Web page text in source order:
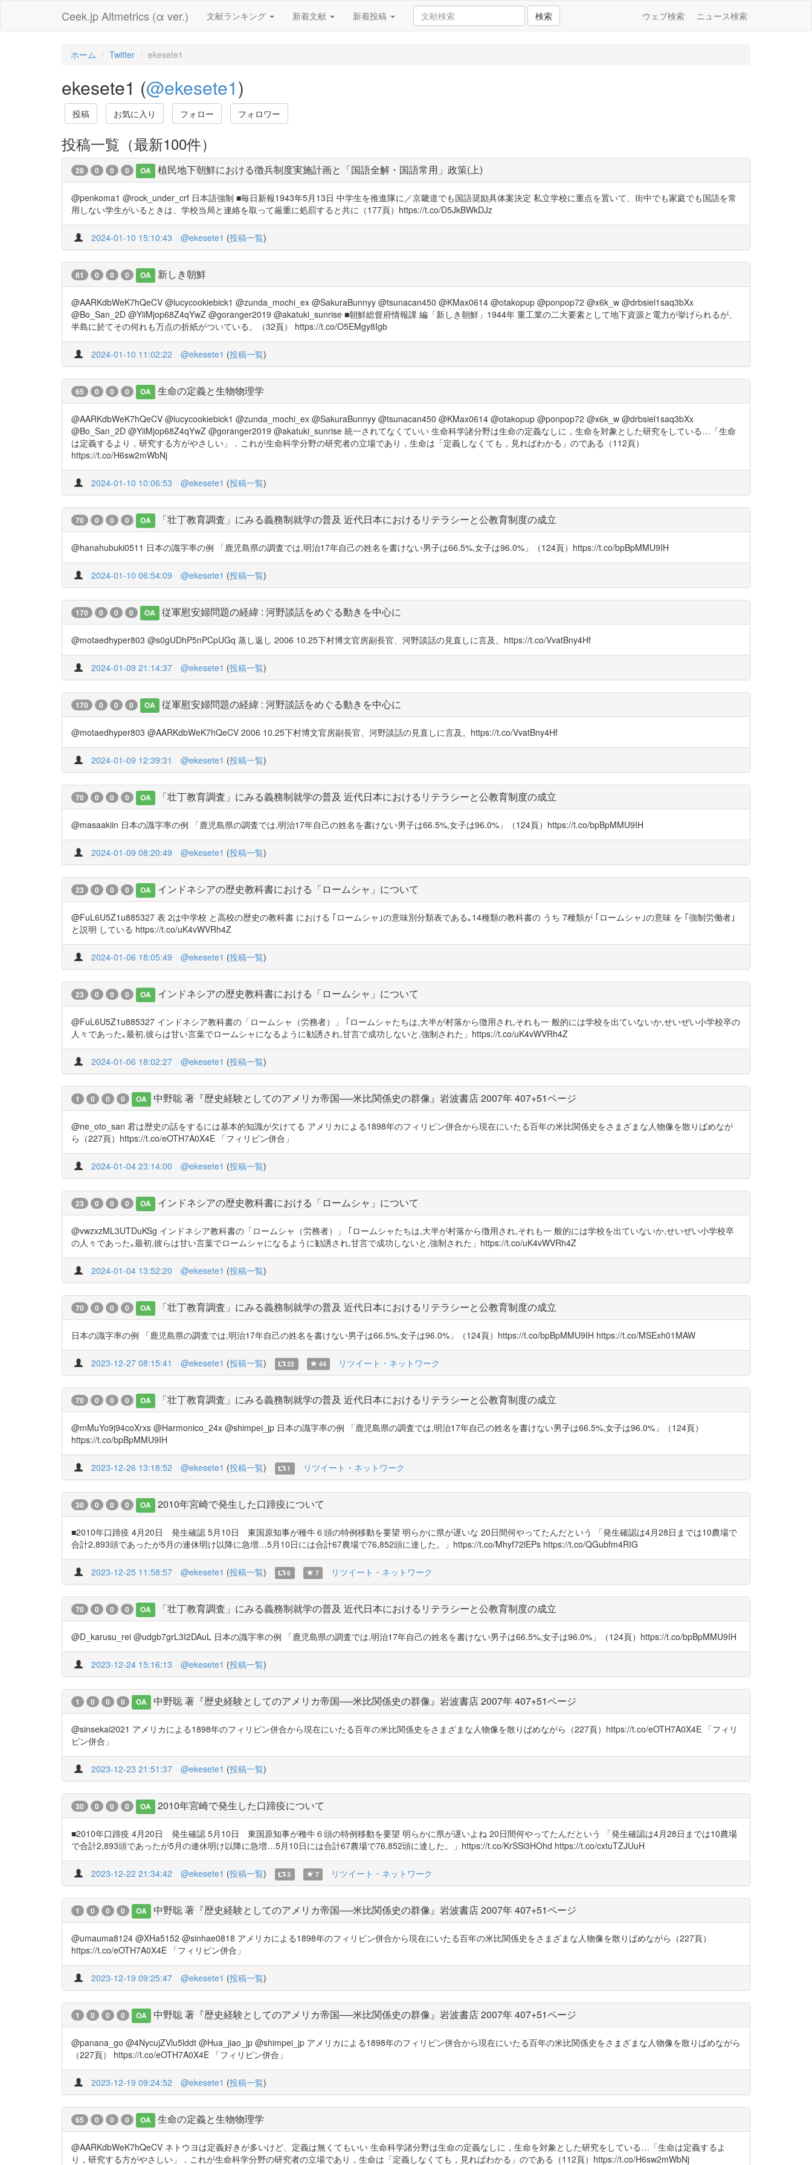
Ceek.jp Altmetrics (α ver.) 文献ランキング 新着文献 新着投稿 検索 ウェブ検索 ニュース検索
ホーム Twitter ekesete1
ekesete1 (@ekesete1)
投稿 お気に入り フォロー フォロワー
投稿一覧（最新100件）
28 0 0 0 OA 植民地下朝鮮における徴兵制度実施計画と「国語全解・国語常用」政策(上)
@penkoma1 @rock_under_crf 日本語強制 ■毎日新報1943年5月13日 中学生を推進隊に／京畿道でも国語奨励具体案決定 私立学校に重点を置いて、街中でも家庭でも国語を常
用しない学生がいるときは、学校当局と連絡を取って厳重に処罰すると共に（177頁）https://t.co/D5JkBWkDJz
2024-01-10 15:10:43 @ekesete1 (投稿一覧)
81 0 0 0 OA 新しき朝鮮
@AARKdbWeK7hQeCV @lucycookiebick1 @zunda_mochi_ex @SakuraBunnyy @tsunacan450 @KMax0614 @otakopup @ponpop72 @x6k_w @drbsiel1saq3bXx
@Bo_San_2D @YiiMjop68Z4qYwZ @goranger2019 @akatuki_sunrise ■朝鮮総督府情報課 編「新しき朝鮮」1944年 重工業の二大要素として地下資源と電力が挙げられるが、
半島に於てその何れも万点の折紙がついている。（32頁） https://t.co/O5EMgy8Igb
2024-01-10 11:02:22 @ekesete1 (投稿一覧)
65 0 0 0 OA 生命の定義と生物物理学
@AARKdbWeK7hQeCV @lucycookiebick1 @zunda_mochi_ex @SakuraBunnyy @tsunacan450 @KMax0614 @otakopup @ponpop72 @x6k_w @drbsiel1saq3bXx
@Bo_San_2D @YiiMjop68Z4qYwZ @goranger2019 @akatuki_sunrise 統一されてなくていい 生命科学諸分野は生命の定義なしに，生命を対象とした研究をしている…「生命
は定義するより，研究する方がやさしい」．これが生命科学分野の研究者の立場であり，生命は「定義しなくても，見ればわかる」のである（112頁）
https://t.co/H6sw2mWbNj
2024-01-10 10:06:53 @ekesete1 (投稿一覧)
70 0 0 0 OA 「壮丁教育調査」にみる義務制就学の普及 近代日本におけるリテラシーと公教育制度の成立
@hanahubuki0511 日本の識字率の例 「鹿児島県の調査では,明治17年自己の姓名を書けない男子は66.5%,女子は96.0%」（124頁）https://t.co/bpBpMMU9IH
2024-01-10 06:54:09 @ekesete1 (投稿一覧)
170 0 0 0 OA 従軍慰安婦問題の経緯 : 河野談話をめぐる動きを中心に
@motaedhyper803 @s0gUDhP5nPCpUGq 蒸し返し 2006 10.25下村博文官房副長官、河野談話の見直しに言及。https://t.co/VvatBny4Hf
2024-01-09 21:14:37 @ekesete1 (投稿一覧)
170 0 0 0 OA 従軍慰安婦問題の経緯 : 河野談話をめぐる動きを中心に
@motaedhyper803 @AARKdbWeK7hQeCV 2006 10.25下村博文官房副長官、河野談話の見直しに言及。https://t.co/VvatBny4Hf
2024-01-09 12:39:31 @ekesete1 (投稿一覧)
70 0 0 0 OA 「壮丁教育調査」にみる義務制就学の普及 近代日本におけるリテラシーと公教育制度の成立
@masaakiin 日本の識字率の例 「鹿児島県の調査では,明治17年自己の姓名を書けない男子は66.5%,女子は96.0%」（124頁）https://t.co/bpBpMMU9IH
2024-01-09 08:20:49 @ekesete1 (投稿一覧)
23 0 0 0 OA インドネシアの歴史教科書における「ロームシャ」について
@FuL6U5Z1u885327 表 2は中学校 と高校の歴史の教科書 における ｢ロームシャ｣の意味別分類表である｡14種類の教科書の うち 7種類が ｢ロームシャ｣の意味 を ｢強制労働者｣
と説明 している https://t.co/uK4vWVRh4Z
2024-01-06 18:05:49 @ekesete1 (投稿一覧)
23 0 0 0 OA インドネシアの歴史教科書における「ロームシャ」について
@FuL6U5Z1u885327 インドネシア教科書の「ロームシャ（労務者）」 ｢ロームシャたちは,大半が村落から徴用され,それも一 般的には学校を出ていないか,せいぜい小学校卒の
人々であった｡最初,彼らは甘い言葉でロームシャになるように勧誘され,甘言で成功しないと,強制された」https://t.co/uK4vWVRh4Z
2024-01-06 18:02:27 @ekesete1 (投稿一覧)
1 0 0 0 OA 中野聡 著『歴史経験としてのアメリカ帝国──米比関係史の群像』岩波書店 2007年 407+51ページ
@ne_oto_san 君は歴史の話をするには基本的知識が欠けてる アメリカによる1898年のフィリピン併合から現在にいたる百年の米比関係史をさまざまな人物像を散りばめなが
ら（227頁）https://t.co/eOTH7A0X4E 「フィリピン併合」
2024-01-04 23:14:00 @ekesete1 (投稿一覧)
23 0 0 0 OA インドネシアの歴史教科書における「ロームシャ」について
@vwzxzML3UTDuKSg インドネシア教科書の「ロームシャ（労務者）」 ｢ロームシャたちは,大半が村落から徴用され,それも一 般的には学校を出ていないか,せいぜい小学校卒
の人々であった｡最初,彼らは甘い言葉でロームシャになるように勧誘され,甘言で成功しないと,強制された」https://t.co/uK4vWVRh4Z
2024-01-04 13:52:20 @ekesete1 (投稿一覧)
70 0 0 0 OA 「壮丁教育調査」にみる義務制就学の普及 近代日本におけるリテラシーと公教育制度の成立
日本の識字率の例 「鹿児島県の調査では,明治17年自己の姓名を書けない男子は66.5%,女子は96.0%」（124頁）https://t.co/bpBpMMU9IH https://t.co/MSExh01MAW
2023-12-27 08:15:41 @ekesete1 (投稿一覧) 22 44 リツイート・ネットワーク
70 0 0 0 OA 「壮丁教育調査」にみる義務制就学の普及 近代日本におけるリテラシーと公教育制度の成立
@mMuYo9j94coXrxs @Harmonico_24x @shimpei_jp 日本の識字率の例 「鹿児島県の調査では,明治17年自己の姓名を書けない男子は66.5%,女子は96.0%」（124頁）
https://t.co/bpBpMMU9IH
2023-12-26 13:18:52 @ekesete1 (投稿一覧) 1 リツイート・ネットワーク
30 0 0 0 OA 2010年宮崎で発生した口蹄疫について
■2010年口蹄疫 4月20日 発生確認 5月10日 東国原知事が種牛６頭の特例移動を要望 明らかに県が遅いな 20日間何やってたんだという 「発生確認は4月28日までは10農場で
合計2,893頭であったが5月の連休明け以降に急増…5月10日には合計67農場で76,852頭に達した。」https://t.co/Mhyf72lEPs https://t.co/QGubfm4RIG
2023-12-25 11:58:57 @ekesete1 (投稿一覧) 6 7 リツイート・ネットワーク
70 0 0 0 OA 「壮丁教育調査」にみる義務制就学の普及 近代日本におけるリテラシーと公教育制度の成立
@D_karusu_rei @udgb7grL3I2DAuL 日本の識字率の例 「鹿児島県の調査では,明治17年自己の姓名を書けない男子は66.5%,女子は96.0%」（124頁）https://t.co/bpBpMMU9IH
2023-12-24 15:16:13 @ekesete1 (投稿一覧)
1 0 0 0 OA 中野聡 著『歴史経験としてのアメリカ帝国──米比関係史の群像』岩波書店 2007年 407+51ページ
@sinsekai2021 アメリカによる1898年のフィリピン併合から現在にいたる百年の米比関係史をさまざまな人物像を散りばめながら（227頁）https://t.co/eOTH7A0X4E 「フィリ
ピン併合」
2023-12-23 21:51:37 @ekesete1 (投稿一覧)
30 0 0 0 OA 2010年宮崎で発生した口蹄疫について
■2010年口蹄疫 4月20日 発生確認 5月10日 東国原知事が種牛６頭の特例移動を要望 明らかに県が遅いよね 20日間何やってたんだという 「発生確認は4月28日までは10農場
で合計2,893頭であったが5月の連休明け以降に急増…5月10日には合計67農場で76,852頭に達した。」https://t.co/KrSSi3HOhd https://t.co/cxtuTZJUuH
2023-12-22 21:34:42 @ekesete1 (投稿一覧) 3 7 リツイート・ネットワーク
1 0 0 0 OA 中野聡 著『歴史経験としてのアメリカ帝国──米比関係史の群像』岩波書店 2007年 407+51ページ
@umauma8124 @XHa5152 @sinhae0818 アメリカによる1898年のフィリピン併合から現在にいたる百年の米比関係史をさまざまな人物像を散りばめながら（227頁）
https://t.co/eOTH7A0X4E 「フィリピン併合」
2023-12-19 09:25:47 @ekesete1 (投稿一覧)
1 0 0 0 OA 中野聡 著『歴史経験としてのアメリカ帝国──米比関係史の群像』岩波書店 2007年 407+51ページ
@panana_go @4NycujZVlu5lddt @Hua_jiao_jp @shimpei_jp アメリカによる1898年のフィリピン併合から現在にいたる百年の米比関係史をさまざまな人物像を散りばめながら
（227頁） https://t.co/eOTH7A0X4E 「フィリピン併合」
2023-12-19 09:24:52 @ekesete1 (投稿一覧)
65 0 0 0 OA 生命の定義と生物物理学
@AARKdbWeK7hQeCV ネトウヨは定義好きが多いけど、定義は無くてもいい 生命科学諸分野は生命の定義なしに，生命を対象とした研究をしている…「生命は定義するよ
り，研究する方がやさしい」．これが生命科学分野の研究者の立場であり，生命は「定義しなくても，見ればわかる」のである（112頁）https://t.co/H6sw2mWbNj